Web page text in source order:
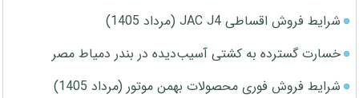
شرایط فروش اقساطی JAC J4 (مرداد 1405)
خسارت گسترده به کشتی آسیب‌دیده در بندر دمیاط مصر
شرایط فروش فوری محصولات بهمن موتور (مرداد 1405)